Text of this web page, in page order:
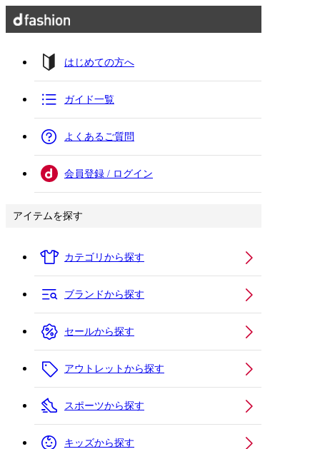
はじめての方へ
ガイド一覧
よくあるご質問
会員登録 / ログイン
アイテムを探す
カテゴリから探す
ブランドから探す
セールから探す
アウトレットから探す
スポーツから探す
キッズから探す